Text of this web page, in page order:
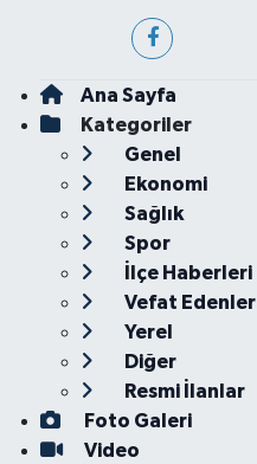
Ana Sayfa
Kategoriler
Genel
Ekonomi
Sağlık
Spor
İlçe Haberleri
Vefat Edenler
Yerel
Diğer
Resmi İlanlar
Foto Galeri
Video